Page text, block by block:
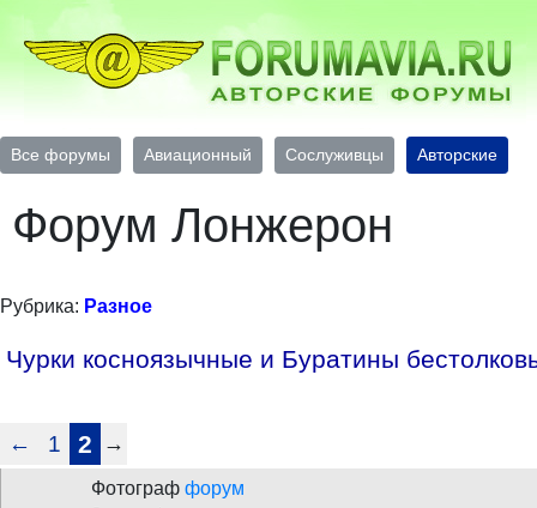
Все форумы Авиационный Сослуживцы Авторские
Форум Лонжерон
Рубрика: Разное
Чурки косноязычные и Буратины
← 1 2 →
Фотограф форум